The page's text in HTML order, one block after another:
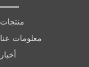
منتجات
معلومات عنا
أخبار